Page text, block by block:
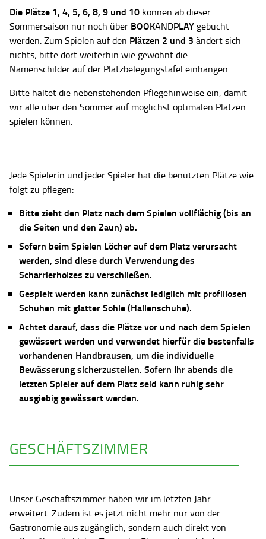
Die Plätze 1, 4, 5, 6, 8, 9 und 10 können ab dieser
Sommersaison nur noch über BOOKANDPLAY gebucht
werden. Zum Spielen auf den Plätzen 2 und 3 ändert sich
nichts; bitte dort weiterhin wie gewohnt die
Namenschilder auf der Platzbelegungstafel einhängen.
Bitte haltet die nebenstehenden Pflegehinweise ein, damit
wir alle über den Sommer auf möglichst optimalen Plätzen
spielen können.
Jede Spielerin und jeder Spieler hat die benutzten Plätze wie
folgt zu pflegen:
Bitte zieht den Platz nach dem Spielen vollflächig (bis an
die Seiten und den Zaun) ab.
Sofern beim Spielen Löcher auf dem Platz verursacht
werden, sind diese durch Verwendung des
Scharrierholzes zu verschließen.
Gespielt werden kann zunächst lediglich mit profillosen
Schuhen mit glatter Sohle (Hallenschuhe).
Achtet darauf, dass die Plätze vor und nach dem Spielen
gewässert werden und verwendet hierfür die bestenfalls
vorhandenen Handbrausen, um die individuelle
Bewässerung sicherzustellen. Sofern Ihr abends die
letzten Spieler auf dem Platz seid kann ruhig sehr
ausgiebig gewässert werden.
GESCHÄFTSZIMMER
Unser Geschäftszimmer haben wir im letzten Jahr
erweitert. Zudem ist es jetzt nicht mehr nur von der
Gastronomie aus zugänglich, sondern auch direkt von